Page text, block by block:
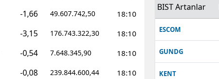
-1,66 49.607.742,50 18:10
-3,15 176.743.322,30 18:10
-0,54 7.648.345,90 18:10
-0,08 239.844.600,44 18:10
BIST Artanlar
ESCOM
GUNDG
KENT